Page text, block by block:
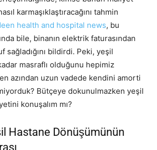
karmaşıklaştıracağını tahmin
health and hospital news, bu
bile, binanın elektrik faturasından
sağladığını bildirdi. Peki, yeşil
masraflı olduğunu hepimiz
azından uzun vadede kendini amorti
Bütçeye dokunulmazken yeşil
konuşalım mı?
Hastane Dönüşümünün